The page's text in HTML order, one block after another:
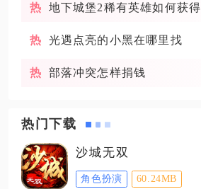
地下城堡2稀有英雄如何获得
光遇点亮的小黑在哪里找
部落冲突怎样捐钱
热门下载
沙城无双
角色扮演 60.24MB